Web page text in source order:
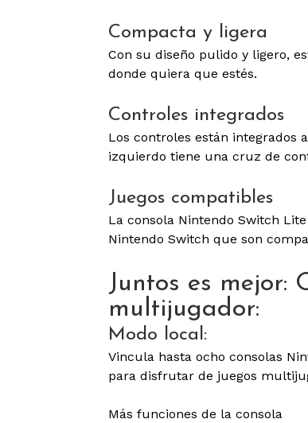
Compacta y ligera
Con su diseño pulido y ligero,
donde quiera que estés.
Controles integrados
Los controles están integrados
izquierdo tiene una cruz de
Juegos compatibles
La consola Nintendo Switch
Nintendo Switch que son
Juntos es mejor:
multijugador:
Modo local:
Vincula hasta ocho consolas
para disfrutar de juegos
Más funciones de la consola